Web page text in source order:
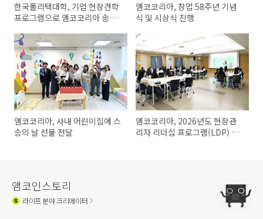
한국폴리텍대학, 기업 현장견학
프로그램으로 앰코코리아 송도
앰코코리아, 창업 58주년 기념
식 및 시상식 진행
앰코코리아, 사내 어린이집에 스
승의 날 선물 전달
앰코코리아, 2026년도 현장관
리자 리더십 프로그램(LDP) 실
앰코인스토리
라이프분야 크리에이터